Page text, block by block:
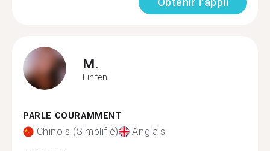
M.
Linfen
PARLE COURAMMENT
Chinois (Simplifié) Anglais